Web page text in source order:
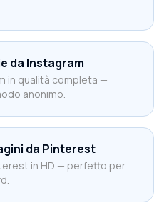
da Instagram
in qualità completa —
anonimo.
da Pinterest
in HD — perfetto per